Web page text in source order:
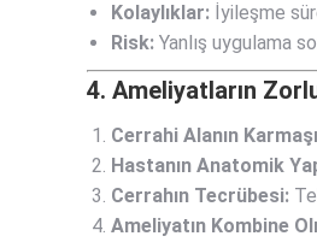
Kolaylıklar: İyileşme
Risk: Yanlış uygulama
4. Ameliyatların
Cerrahi Alanın
Hastanın Anatomik
Cerrahın Tecrübesi:
Ameliyatın Kombine